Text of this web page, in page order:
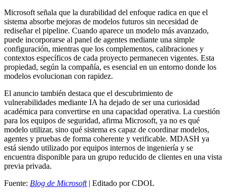
Microsoft señala que la durabilidad del enfoque radica en que el
sistema absorbe mejoras de modelos futuros sin necesidad de
rediseñar el pipeline. Cuando aparece un modelo más avanzado,
puede incorporarse al panel de agentes mediante una simple
configuración, mientras que los complementos, calibraciones y
contextos específicos de cada proyecto permanecen vigentes. Esta
propiedad, según la compañía, es esencial en un entorno donde los
modelos evolucionan con rapidez.
El anuncio también destaca que el descubrimiento de
vulnerabilidades mediante IA ha dejado de ser una curiosidad
académica para convertirse en una capacidad operativa. La cuestión
para los equipos de seguridad, afirma Microsoft, ya no es qué
modelo utilizar, sino qué sistema es capaz de coordinar modelos,
agentes y pruebas de forma coherente y verificable. MDASH ya
está siendo utilizado por equipos internos de ingeniería y se
encuentra disponible para un grupo reducido de clientes en una vista
previa privada.
Fuente: Blog de Microsoft| Editado por CDOL